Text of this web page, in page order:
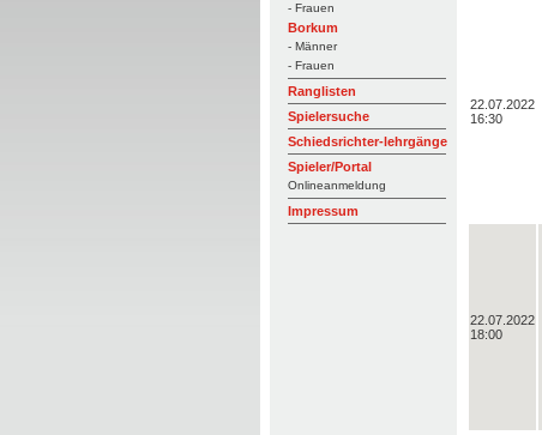
- Frauen
Borkum
- Männer
- Frauen
Ranglisten
Spielersuche
Schiedsrichter-lehrgänge
Spieler/Portal
Onlineanmeldung
Impressum
22.07.2022
16:30
22.07.2022
18:00